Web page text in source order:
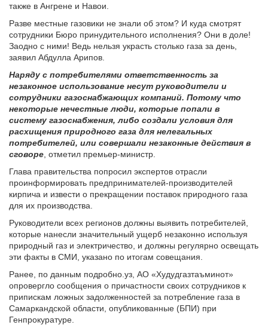
также в Ангрене и Навои.
Разве местные газовики не знали об этом? И куда смотрят
сотрудники Бюро принудительного исполнения? Они в доле!
Заодно с ними! Ведь нельзя украсть столько газа за день,
заявил Абдулла Арипов.
Наряду с потребителями ответственность за
незаконное использование несут руководители и
сотрудники газоснабжающих компаний. Потому что
некоторые нечестные люди, которые попали в
систему газоснабжения, либо создали условия для
расхищения природного газа для нелегальных
потребителей, или совершали незаконные действия в
сговоре , отметил премьер-министр.
Глава правительства попросил экспертов отрасли
проинформировать предпринимателей-производителей
кирпича и извести о прекращении поставок природного газа
для их производства.
Руководители всех регионов должны выявить потребителей,
которые нанесли значительный ущерб незаконно используя
природный газ и электричество, и должны регулярно освещать
эти факты в СМИ, указано по итогам совещания.
Ранее, по данным подробно.уз, АО «Худудгазтаъминот»
опровергло сообщения о причастности своих сотрудников к
припискам ложных задолженностей за потребление газа в
Самаркандской области, опубликованные (БПИ) при
Генпрокуратуре.